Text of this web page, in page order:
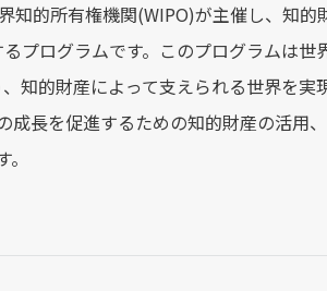
的所有権機関(WIPO)が主催し、知的
プログラムです。このプログラムは世
知的財産によって支えられる世界を実
成長を促進するための知的財産の活用